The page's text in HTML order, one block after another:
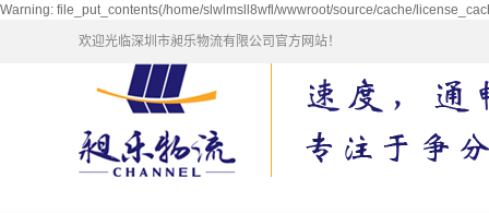
Warning: file_put_contents(/home/slwlmsll8wfl/wwwroot/source/cache/
欢迎光临深圳市昶乐物流有限公司官方网站！